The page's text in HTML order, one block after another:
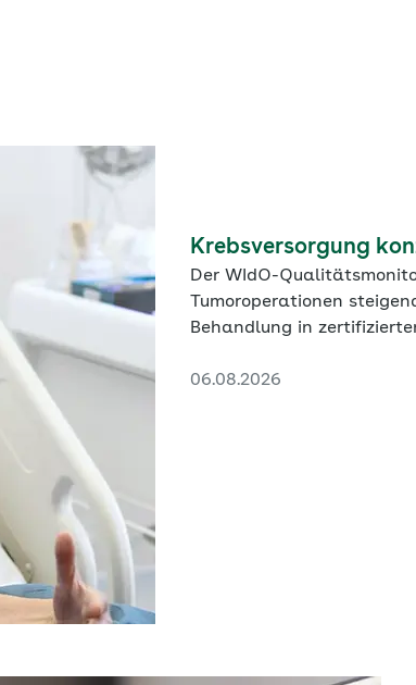
06.08.2026
Krebsversorgung
Der WIdO-
Tumoroperationen
Behandlung in